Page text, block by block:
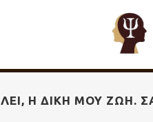
Η ΔΙΚΉ ΜΟΥ ΖΩΉ.